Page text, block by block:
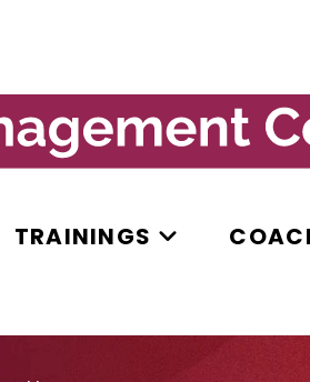
TRAININGS